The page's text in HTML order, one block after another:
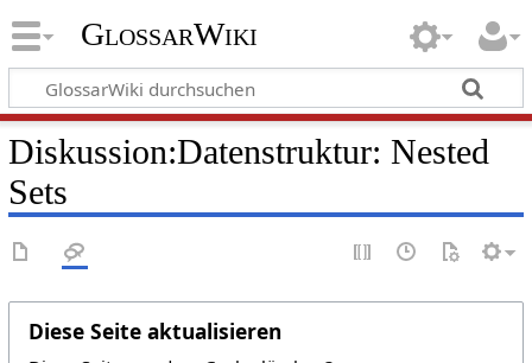
GlossarWiki
Diskussion:Datenstruktur: Nested
Sets
Diese Seite aktualisieren